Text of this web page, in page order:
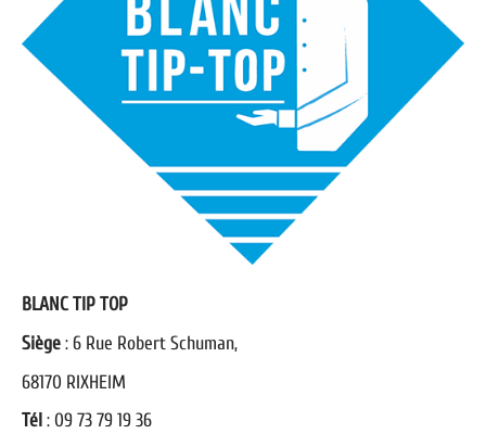
BLANC TIP TOP
Siège:6 Rue Robert Schuman,
68170 RIXHEIM
Tél:09 73 79 19 36